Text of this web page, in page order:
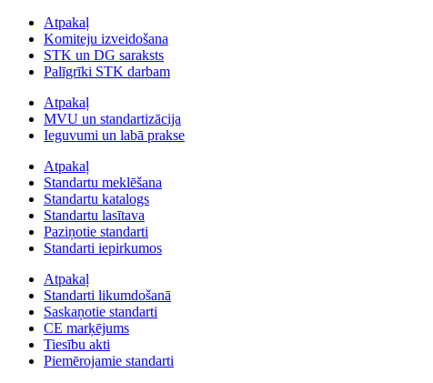
Atpakaļ
Komiteju izveidošana
STK un DG saraksts
Palīgrīki STK darbam
Atpakaļ
MVU un standartizācija
Ieguvumi un labā prakse
Atpakaļ
Standartu meklēšana
Standartu katalogs
Standartu lasītava
Paziņotie standarti
Standarti iepirkumos
Atpakaļ
Standarti likumdošanā
Saskaņotie standarti
CE marķējums
Tiesību akti
Piemērojamie standarti